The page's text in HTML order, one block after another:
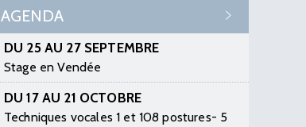
AGENDA
DU 25 AU 27 SEPTEMBRE
Stage en Vendée
DU 17 AU 21 OCTOBRE
Techniques vocales 1 et 108 postures- 5